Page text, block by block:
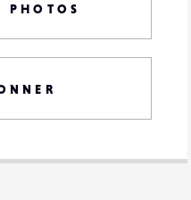
PHOTOS